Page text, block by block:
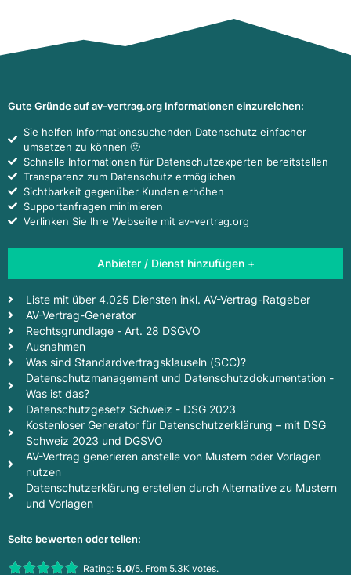
Gute Gründe auf av-vertrag.org Informationen einzureichen:
Sie helfen Informationssuchenden Datenschutz einfacher
umsetzen zu können 🙂
Schnelle Informationen für Datenschutzexperten bereitstellen
Transparenz zum Datenschutz ermöglichen
Sichtbarkeit gegenüber Kunden erhöhen
Supportanfragen minimieren
Verlinken Sie Ihre Webseite mit av-vertrag.org
Anbieter / Dienst hinzufügen +
Liste mit über 4.025 Diensten inkl. AV-Vertrag-Ratgeber
AV-Vertrag-Generator
Rechtsgrundlage - Art. 28 DSGVO
Ausnahmen
Was sind Standardvertragsklauseln (SCC)?
Datenschutzmanagement und Datenschutzdokumentation -
Was ist das?
Datenschutzgesetz Schweiz - DSG 2023
Kostenloser Generator für Datenschutzerklärung – mit DSG
Schweiz 2023 und DGSVO
AV-Vertrag generieren anstelle von Mustern oder Vorlagen
nutzen
Datenschutzerklärung erstellen durch Alternative zu Mustern
und Vorlagen
Seite bewerten oder teilen:
Rate this item:Rating: 5.0/5. From 5.3K votes.